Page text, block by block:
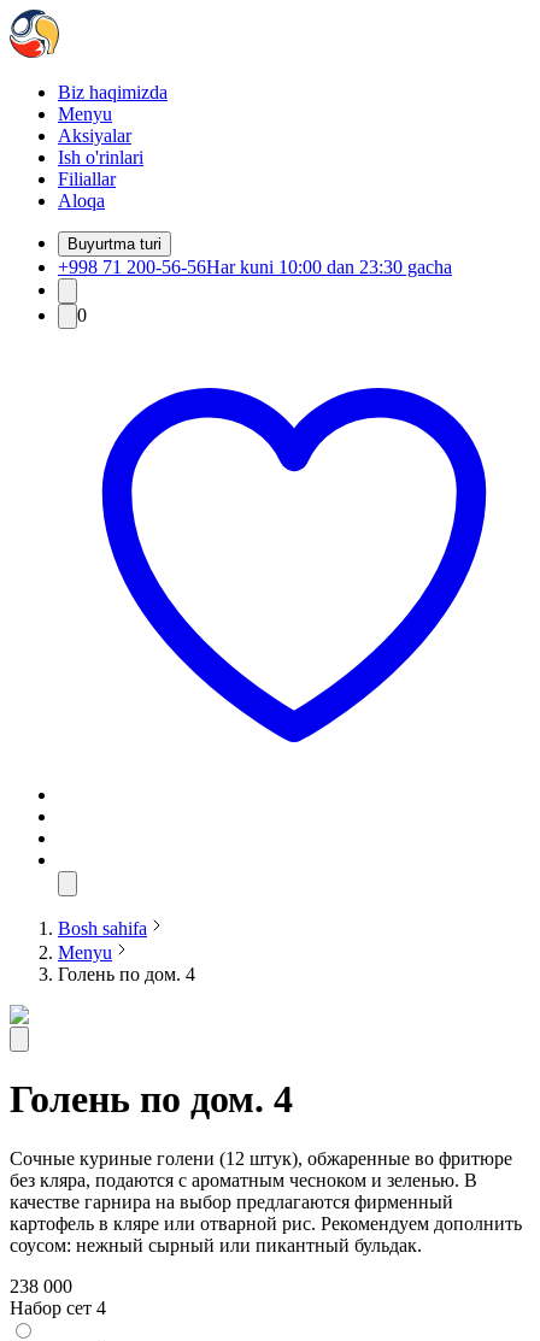
Biz haqimizda
Menyu
Aksiyalar
Ish o'rinlari
Filiallar
Aloqa
Buyurtma turi
+998 71 200-56-56Har kuni 10:00 dan 23:30 gacha
0
Bosh sahifa
Menyu
Голень по дом. 4
Голень по дом. 4
Сочные куриные голени (12 штук), обжаренные во фритюре
без кляра, подаются с ароматным чесноком и зеленью. В
качестве гарнира на выбор предлагаются фирменный
картофель в кляре или отварной рис. Рекомендуем дополнить
соусом: нежный сырный или пикантный бульдак.
238 000
Набор сет 4